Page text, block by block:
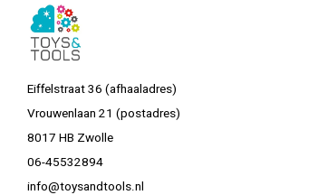
Eiffelstraat 36 (afhaaladres)
Vrouwenlaan 21 (postadres)
8017 HB Zwolle
06-45532894
info@toysandtools.nl